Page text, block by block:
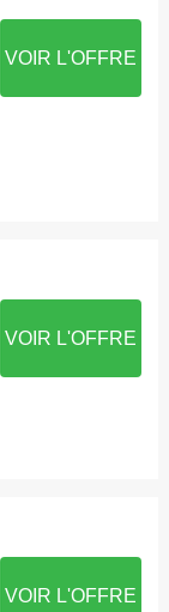
VOIR L'OFFRE
VOIR L'OFFRE
VOIR L'OFFRE